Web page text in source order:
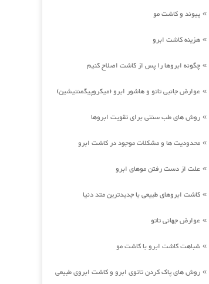
» پیوند و کاشت مو
» هزینه کاشت ابرو
» چگونه ابروها را پس از کاشت اصلاح کنیم
» عوارض جانبی تاتو و هاشور ابرو (میکروپیگمنتیشین)
» روش های طب سنتی برای تقویت ابروها
» محدودیت ها و مشکلات موجود در کاشت ابرو
» علت از دست رفتن موهای ابرو
» کاشت ابروهای طبیعی با جدیدترین متد دنیا
» عوارض جهانی تاتو
» شباهت کاشت ابرو با کاشت مو
» روش های پاک کردن تاتوی ابرو و کاشت ابروی طبیعی